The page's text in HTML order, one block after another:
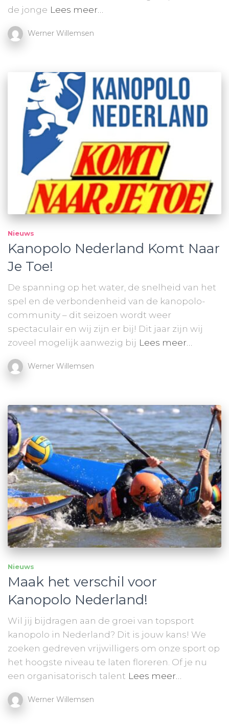
de jonge Lees meer…
Werner Willemsen
Nieuws
Kanopolo Nederland Komt Naar
Je Toe!
De spanning op het water, de snelheid van het
spel en de verbondenheid van de kanopolo-
community – dit seizoen wordt weer
spectaculair en wij zijn er bij! Dit jaar zijn wij
zoveel mogelijk aanwezig bij Lees meer…
Werner Willemsen
Nieuws
Maak het verschil voor
Kanopolo Nederland!
Wil jij bijdragen aan de groei van topsport
kanopolo in Nederland? Dit is jouw kans! We
zoeken gedreven vrijwilligers om onze sport op
het hoogste niveau te laten floreren. Of je nu
een organisatorisch talent Lees meer…
Werner Willemsen